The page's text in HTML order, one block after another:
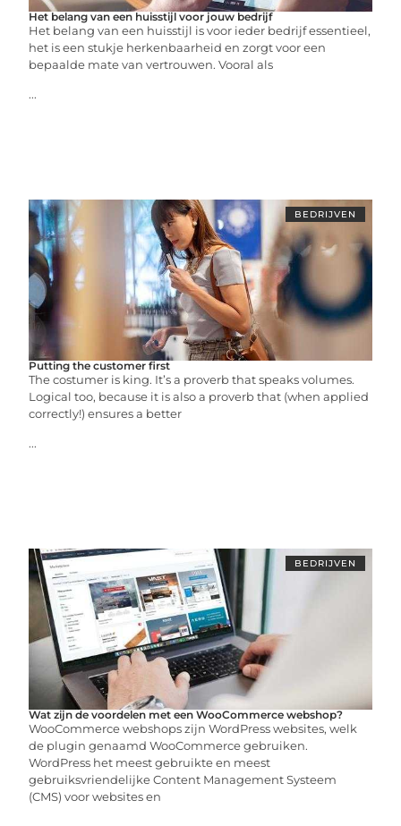
Het belang van een huisstijl voor jouw bedrijf
Het belang van een huisstijl is voor ieder bedrijf essentieel,
het is een stukje herkenbaarheid en zorgt voor een
bepaalde mate van vertrouwen. Vooral als
...
BEDRIJVEN
Putting the customer first
The costumer is king. It’s a proverb that speaks volumes.
Logical too, because it is also a proverb that (when applied
correctly!) ensures a better
...
BEDRIJVEN
Wat zijn de voordelen met een WooCommerce webshop?
WooCommerce webshops zijn WordPress websites, welk
de plugin genaamd WooCommerce gebruiken.
WordPress het meest gebruikte en meest
gebruiksvriendelijke Content Management Systeem
(CMS) voor websites en